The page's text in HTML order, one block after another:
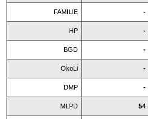
FAMILIE -
HP -
BGD -
ÖkoLi -
DMP -
MLPD 54